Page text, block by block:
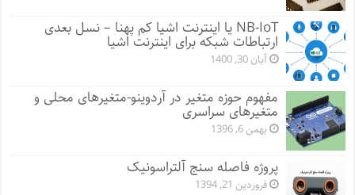
NB-IoT یا اینترنت اشیا کم پهنا – نسل بعدی
ارتباطات شبکه برای اینترنت اشیا
آبان 30, 1400
مفهوم حوزه متغیر در آردوینو-متغیرهای محلی و
متغیرهای سراسری
بهمن 6, 1396
پروژه فاصله سنج آلتراسونیک
فروردین 21, 1394